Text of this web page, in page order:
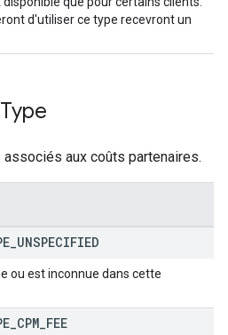
d'utiliser ce type recevront un
Type
aux coûts partenaires.
UNSPECIFIED
ou est inconnue dans cette
CPM FEE